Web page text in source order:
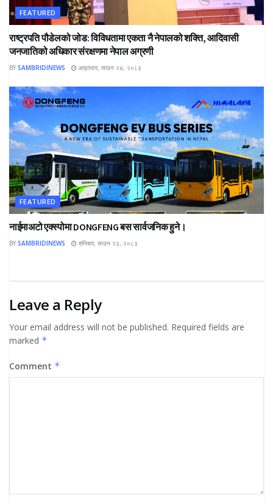
FEATURED
राष्ट्रपति पौडेलको जोड: विविधतामा एकता नै नेपालको शक्ति, आदिवासी
जनजातिको अधिकार संरक्षणमा नेपाल अग्रणी
BY SAMBRIDINEWS आइतवार, साउन २४, २०८३
FEATURED
नाईमाअटो एक्स्पोमा DONGFENG बस सार्वजनिक हुने।
BY SAMBRIDINEWS शनिबार, साउन २३, २०८३
Leave a Reply
Your email address will not be published. Required fields are
marked *
Comment *